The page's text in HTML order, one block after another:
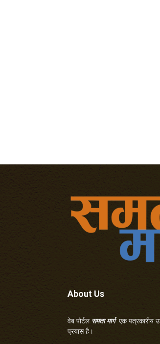
About Us
वेब पोर्टल समता मार्गएक पत्रकारीय
प्रयास है।